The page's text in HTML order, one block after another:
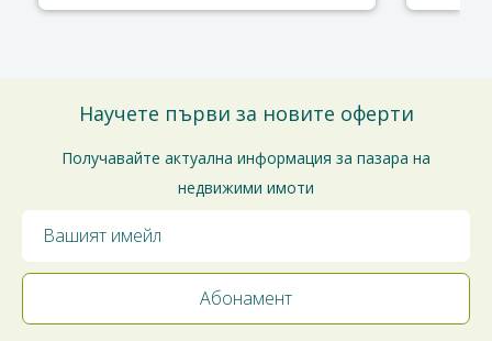
Научете първи за новите оферти
Получавайте актуална информация за пазара на
недвижими имоти